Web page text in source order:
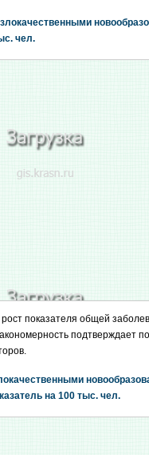
чел.
показателя общей
подтверждает
на 100 тыс. чел.